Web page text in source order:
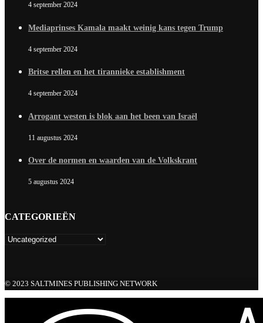
4 september 2024
Mediaprinses Kamala maakt weinig kans tegen Trump
4 september 2024
Britse rellen en het tirannieke establishment
4 september 2024
Arrogant westen is blok aan het been van Israël
11 augustus 2024
Over de normen en waarden van de Volkskrant
5 augustus 2024
CATEGORIEËN
© 2023 SALTMINES PUBLISHING NETWORK